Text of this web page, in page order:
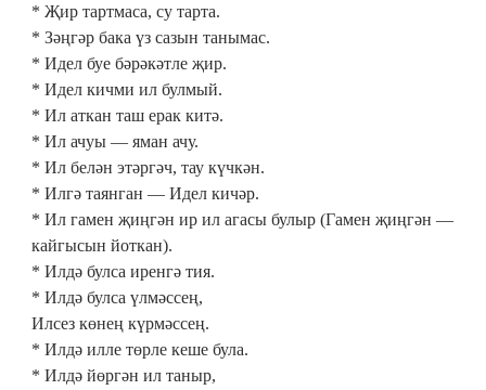
* Җир тартмаса, су тарта.
* Зәңгәр бака үз сазын танымас.
* Идел буе бәрәкәтле җир.
* Идел кичми ил булмый.
* Ил аткан таш ерак китә.
* Ил ачуы — яман ачу.
* Ил белән этәргәч, тау күчкән.
* Илгә таянган — Идел кичәр.
* Ил гамен җиңгән ир ил агасы булыр (Гамен җиңгән —
кайгысын йоткан).
* Илдә булса иренгә тия.
* Илдә булса үлмәссең,
Илсез көнең күрмәссең.
* Илдә илле төрле кеше була.
* Илдә йөргән ил таныр,